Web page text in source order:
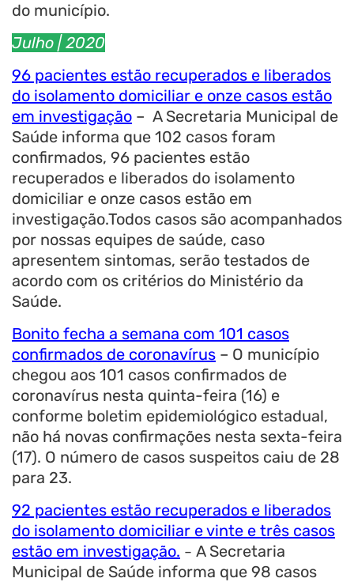
do município.
Julho | 2020
96 pacientes estão recuperados e liberados
do isolamento domiciliar e onze casos estão
em investigação – A Secretaria Municipal de
Saúde informa que 102 casos foram
confirmados, 96 pacientes estão
recuperados e liberados do isolamento
domiciliar e onze casos estão em
investigação.Todos casos são acompanhados
por nossas equipes de saúde, caso
apresentem sintomas, serão testados de
acordo com os critérios do Ministério da
Saúde.
Bonito fecha a semana com 101 casos
confirmados de coronavírus – O município
chegou aos 101 casos confirmados de
coronavírus nesta quinta-feira (16) e
conforme boletim epidemiológico estadual,
não há novas confirmações nesta sexta-feira
(17). O número de casos suspeitos caiu de 28
para 23.
92 pacientes estão recuperados e liberados
do isolamento domiciliar e vinte e três casos
estão em investigação. – A Secretaria
Municipal de Saúde informa que 98 casos